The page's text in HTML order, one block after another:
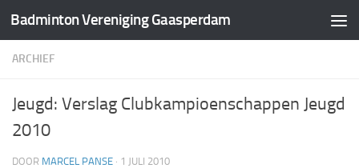
Doorgaan naar inhoud
Badminton Vereniging Gaasperdam
ARCHIEF
Jeugd: Verslag Clubkampioenschappen Jeugd
2010
DOOR MARCEL PANSE · 1 JULI 2010